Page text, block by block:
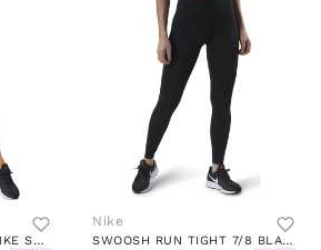
FORM STASH HI-RISE BIKE SHORT BLACK/BLACK
Nike
SWOOSH RUN TIGHT 7/8 BLACK/SILVER